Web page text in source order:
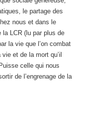
le partage des
nous et dans le
LCR (lu par plus de
la vie que l’on combat
et de la mort qu’il
celle qui nous
de l’engrenage de la